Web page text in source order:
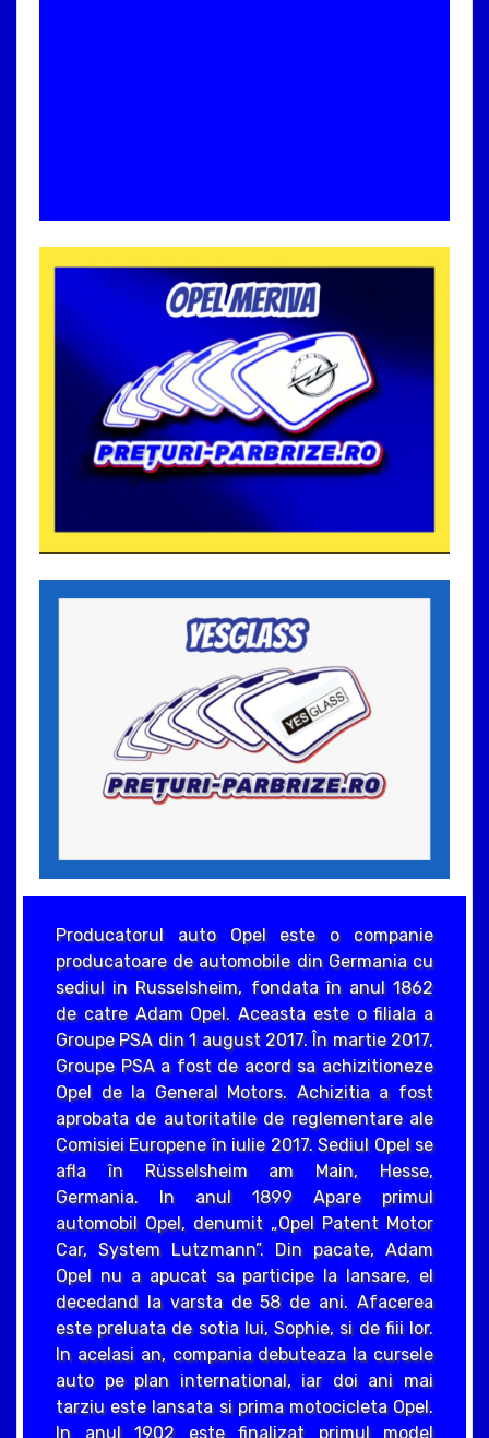
Producatorul auto Opel este o companie
producatoare de automobile din Germania cu
sediul in Russelsheim, fondata în anul 1862
de catre Adam Opel. Aceasta este o filiala a
Groupe PSA din 1 august 2017. În martie 2017,
Groupe PSA a fost de acord sa achizitioneze
Opel de la General Motors. Achizitia a fost
aprobata de autoritatile de reglementare ale
Comisiei Europene în iulie 2017. Sediul Opel se
afla în Rüsselsheim am Main, Hesse,
Germania. In anul 1899 Apare primul
automobil Opel, denumit „Opel Patent Motor
Car, System Lutzmann”. Din pacate, Adam
Opel nu a apucat sa participe la lansare, el
decedand la varsta de 58 de ani. Afacerea
este preluata de sotia lui, Sophie, si de fiii lor.
In acelasi an, compania debuteaza la cursele
auto pe plan international, iar doi ani mai
tarziu este lansata si prima motocicleta Opel.
In anul 1902 este finalizat primul model